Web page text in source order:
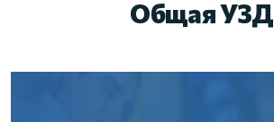
Общая УЗД